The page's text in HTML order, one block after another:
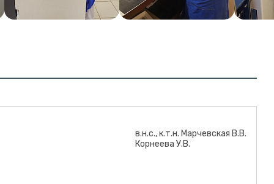
в.н.с., к.т.н. Марчевская В.В.
Корнеева У.В.